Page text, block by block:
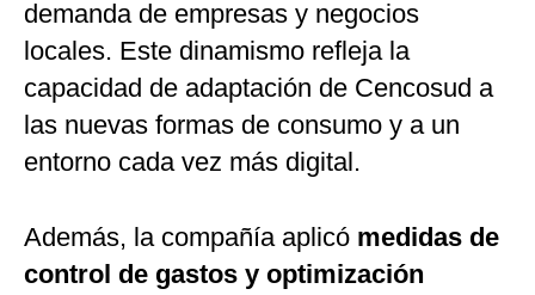
demanda de empresas y negocios
locales. Este dinamismo refleja la
capacidad de adaptación de Cencosud a
las nuevas formas de consumo y a un
entorno cada vez más digital.
Además, la compañía aplicó medidas de
control de gastos y optimización